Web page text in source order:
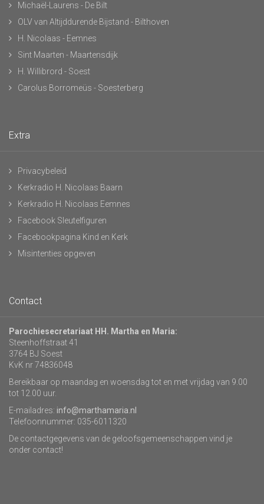
Michaël-Laurens - De Bilt
OLV van Altijddurende Bijstand - Bilthoven
H. Nicolaas - Eemnes
Sint Maarten - Maartensdijk
H. Willibrord - Soest
Carolus Borromeüs - Soesterberg
Extra
Privacybeleid
Kerkradio H. Nicolaas Baarn
Kerkradio H. Nicolaas Eemnes
Facebook Sleutelfiguren
Facebookpagina Kind en Kerk
Misintenties opgeven
Contact
Parochiesecretariaat HH. Martha en Maria:
Steenhoffstraat 41
3764 BJ Soest
KvK nr 74836048
Bereikbaar op maandag en woensdag tot en met vrijdag van 9.00
tot 12.00 uur.
E-mailadres: info@marthamaria.nl
Telefoonnummer: 035-6011320
De contactgegevens van de geloofsgemeenschappen vind je
onder contact!